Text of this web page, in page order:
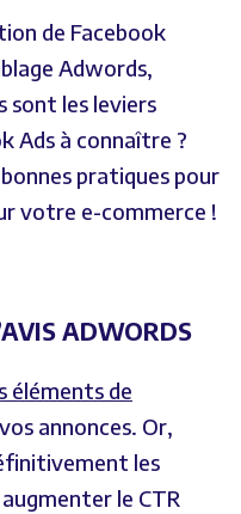
de Facebook
Adwords,
sont les leviers
Ads à connaître ?
pratiques pour
votre e-commerce !
ADWORDS
éléments de
annonces. Or,
les
le CTR